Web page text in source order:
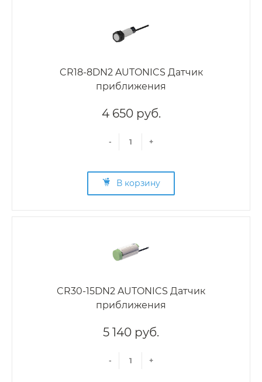
CR18-8DN2 AUTONICS Датчик
приближения
4 650 руб.
- +
В корзину
CR30-15DN2 AUTONICS Датчик
приближения
5 140 руб.
- +